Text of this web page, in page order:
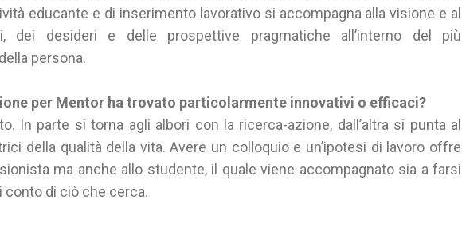
educante e di inserimento lavorativo si accompagna alla visione e al
dei desideri e delle prospettive pragmatiche all’interno del più
persona.
per Mentor ha trovato particolarmente innovativi o efficaci?
In parte si torna agli albori con la ricerca-azione, dall’altra si punta al
della qualità della vita. Avere un colloquio e un’ipotesi di lavoro offre
ma anche allo studente, il quale viene accompagnato sia a farsi
conto di ciò che cerca.